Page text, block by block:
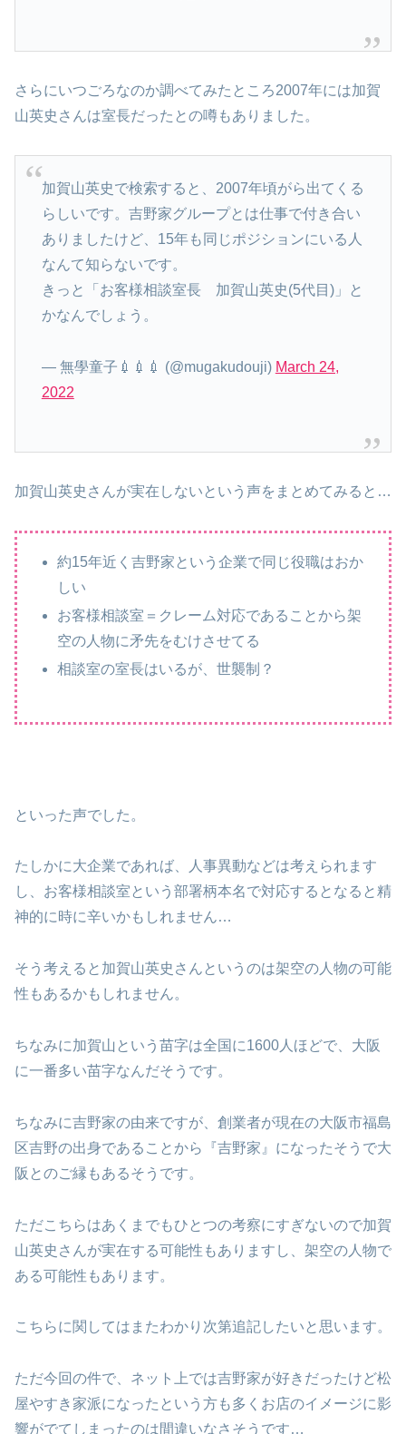
さらにいつごろなのか調べてみたところ2007年には加賀
山英史さんは室長だったとの噂もありました。
加賀山英史で検索すると、2007年頃がら出てくる
らしいです。吉野家グループとは仕事で付き合い
ありましたけど、15年も同じポジションにいる人
なんて知らないです。
きっと「お客様相談室長 加賀山英史(5代目)」と
かなんでしょう。
— 無學童子💉💉💉 (@mugakudouji) March 24,
2022
加賀山英史さんが実在しないという声をまとめてみると…
約15年近く吉野家という企業で同じ役職はおか
しい
お客様相談室＝クレーム対応であることから架
空の人物に矛先をむけさせてる
相談室の室長はいるが、世襲制？
といった声でした。
たしかに大企業であれば、人事異動などは考えられます
し、お客様相談室という部署柄本名で対応するとなると精
神的に時に辛いかもしれません…
そう考えると加賀山英史さんというのは架空の人物の可能
性もあるかもしれません。
ちなみに加賀山という苗字は全国に1600人ほどで、大阪
に一番多い苗字なんだそうです。
ちなみに吉野家の由来ですが、創業者が現在の大阪市福島
区吉野の出身であることから『吉野家』になったそうで大
阪とのご縁もあるそうです。
ただこちらはあくまでもひとつの考察にすぎないので加賀
山英史さんが実在する可能性もありますし、架空の人物で
ある可能性もあります。
こちらに関してはまたわかり次第追記したいと思います。
ただ今回の件で、ネット上では吉野家が好きだったけど松
屋やすき家派になったという方も多くお店のイメージに影
響がでてしまったのは間違いなさそうです…